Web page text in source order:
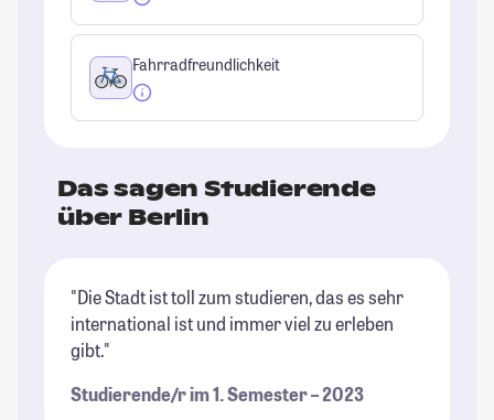
Fahrradfreundlichkeit
Das sagen Studierende
über Berlin
"Die Stadt ist toll zum studieren, das es sehr
international ist und immer viel zu erleben
gibt."
Studierende/r im 1. Semester – 2023